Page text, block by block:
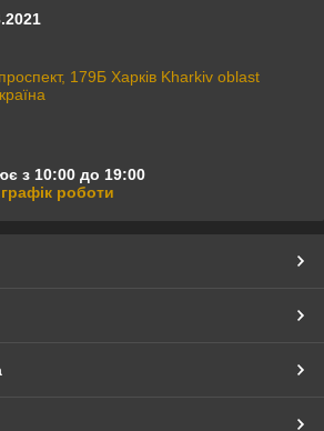
179Б Харків Kharkiv oblast
з 10:00 до 19:00
роботи